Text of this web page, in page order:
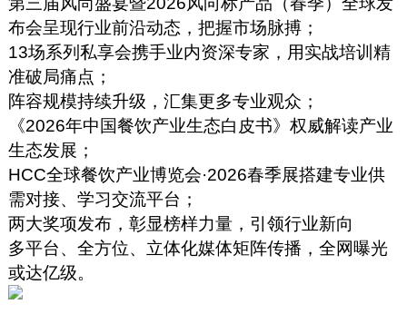
布会呈现行业前沿动态，把握市场脉搏；
13场系列私享会携手业内资深专家，用实战培训精
准破局痛点；
阵容规模持续升级，汇集更多专业观众；
《2026年中国餐饮产业生态白皮书》权威解读产业
生态发展；
HCC全球餐饮产业博览会·2026春季展搭建专业供
需对接、学习交流平台；
两大奖项发布，彰显榜样力量，引领行业新向
多平台、全方位、立体化媒体矩阵传播，全网曝光
或达亿级。